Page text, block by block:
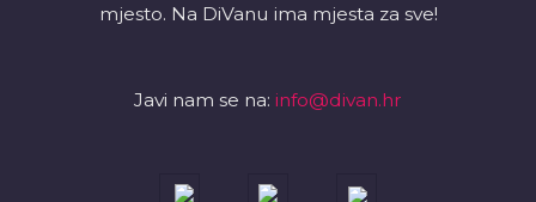
mjesto. Na DiVanu ima mjesta za sve!
Javi nam se na: info@divan.hr